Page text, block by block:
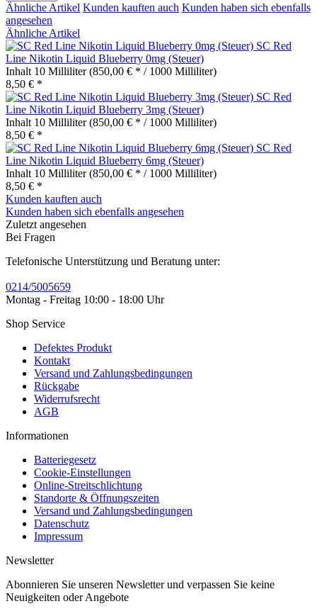
Ähnliche Artikel Kunden kauften auch Kunden haben sich ebenfalls
angesehen
Ähnliche Artikel
SC Red
Line Nikotin Liquid Blueberry 0mg (Steuer)
Inhalt 10 Milliliter(850,00 € * / 1000 Milliliter)
8,50 € *
SC Red
Line Nikotin Liquid Blueberry 3mg (Steuer)
Inhalt 10 Milliliter(850,00 € * / 1000 Milliliter)
8,50 € *
SC Red
Line Nikotin Liquid Blueberry 6mg (Steuer)
Inhalt 10 Milliliter(850,00 € * / 1000 Milliliter)
8,50 € *
Kunden kauften auch
Kunden haben sich ebenfalls angesehen
Zuletzt angesehen
Bei Fragen
Telefonische Unterstützung und Beratung unter:
0214/5005659
Montag - Freitag 10:00 - 18:00 Uhr
Shop Service
Defektes Produkt
Kontakt
Versand und Zahlungsbedingungen
Rückgabe
Widerrufsrecht
AGB
Informationen
Batteriegesetz
Cookie-Einstellungen
Online-Streitschlichtung
Standorte & Öffnungszeiten
Versand und Zahlungsbedingungen
Datenschutz
Impressum
Newsletter
Abonnieren Sie unseren Newsletter und verpassen Sie keine
Neuigkeiten oder Angebote